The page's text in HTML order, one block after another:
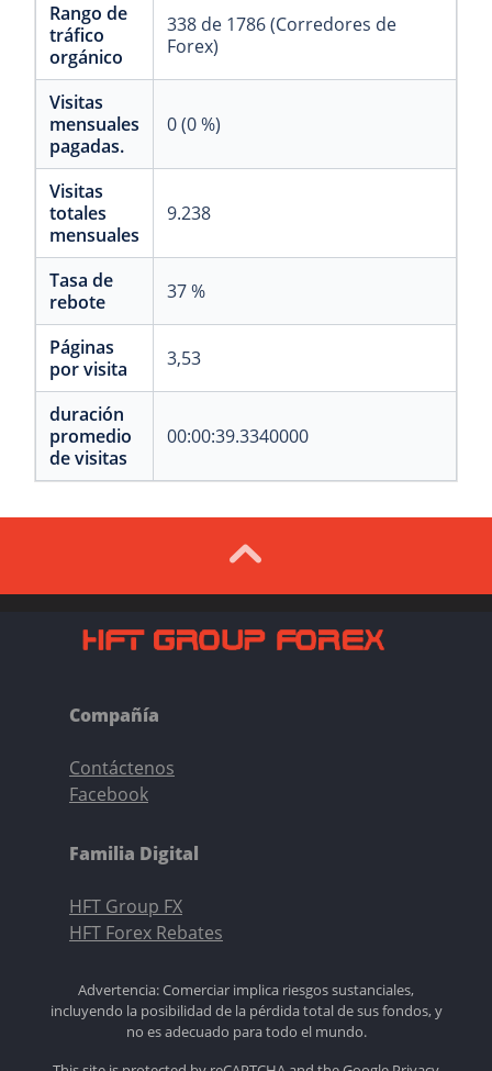
Rango de
tráfico
orgánico
338 de 1786 (Corredores de
Forex)
Visitas
mensuales
pagadas.
0 (0 %)
Visitas
totales
mensuales
9.238
Tasa de
rebote
37 %
Páginas
por visita
3,53
duración
promedio
de visitas
00:00:39.3340000
Compañía
Contáctenos
Facebook
Familia Digital
HFT Group FX
HFT Forex Rebates
Advertencia: Comerciar implica riesgos sustanciales,
incluyendo la posibilidad de la pérdida total de sus fondos, y
no es adecuado para todo el mundo.